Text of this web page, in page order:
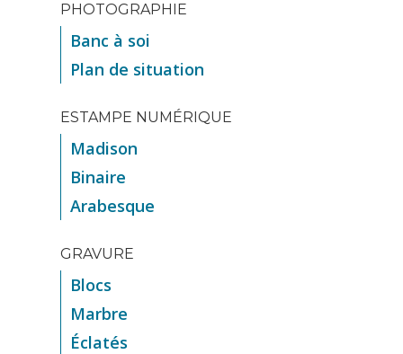
PHOTOGRAPHIE
Banc à soi
Plan de situation
ESTAMPE NUMÉRIQUE
Madison
Binaire
Arabesque
GRAVURE
Blocs
Marbre
Éclatés